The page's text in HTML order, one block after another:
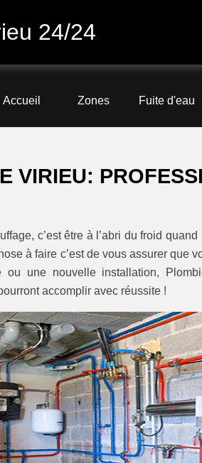
24/24
Accueil Zones Fuite d'eau
VIRIEU:
c’est être à l’abri du froid
à faire c’est de vous assurer que
ou une nouvelle installation,
accomplir avec réussite !